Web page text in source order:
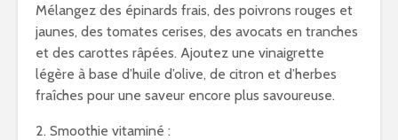
Mélangez des épinards frais, des poivrons rouges et
jaunes, des tomates cerises, des avocats en tranches
et des carottes râpées. Ajoutez une vinaigrette
légère à base d’huile d’olive, de citron et d’herbes
fraîches pour une saveur encore plus savoureuse.
2. Smoothie vitaminé :